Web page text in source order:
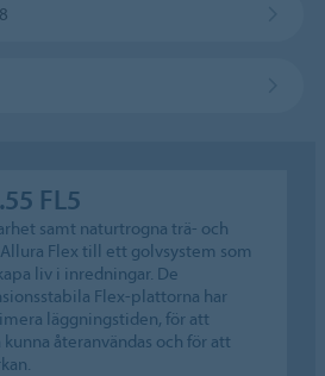
FL5
samt naturtrogna trä- och
Flex till ett golvsystem som
liv i inredningar. De
Flex-plattorna har
läggningstiden, för att
återanvändas och för att